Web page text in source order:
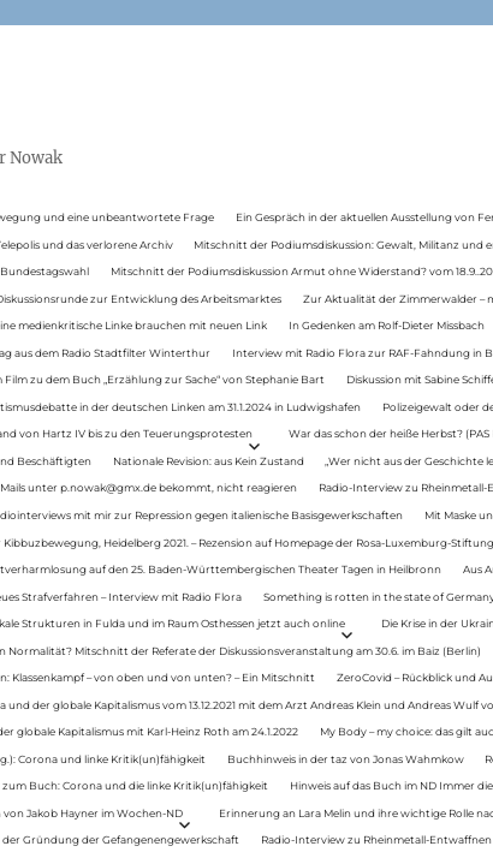
Nowak
und eine unbeantwortete Frage Ein Gespräch in der aktuellen Ausstellung von
und das verlorene Archiv Mitschnitt der Podiumsdiskussion: Gewalt, Militanz und
Mitschnitt der Podiumsdiskussion Armut ohne Widerstand? vom
Diskussionsrunde zur Entwicklung des Arbeitsmarktes Zur Aktualität der Zimmerwalder –
medienkritische Linke brauchen mit neuen Link In Gedenken am Rolf-Dieter Missbach
aus dem Radio Stadtfilter Winterthur Interview mit Radio Flora zur RAF-Fahndung in
zu dem Buch „Erzählung zur Sache“ von Stephanie Bart Diskussion mit Sabine
in der deutschen Linken am 31.1.2024 in Ludwigshafen Polizeigewalt oder
von Hartz IV bis zu den Teuerungsprotesten War das schon der heiße Herbst?
Beschäftigten Nationale Revision: aus Kein Zustand „Wer nicht aus der Geschichte
unter p.nowak@gmx.de bekommt, nicht reagieren Radio-Interview zu Rheinmetall-
mit mir zur Repression gegen italienische Basisgewerkschaften Mit Maske
Heidelberg 2021. – Rezension auf Homepage der Rosa-Luxemburg-Stiftung
auf den 25. Baden-Württembergischen Theater Tagen in Heilbronn Aus
Strafverfahren – Interview mit Radio Flora Something is rotten in the state of
Strukturen in Fulda und im Raum Osthessen jetzt auch online Die Krise in der
Mitschnitt der Referate der Diskussionsveranstaltung am 30.6. im Baiz (Berlin)
– von oben und von unten? – Ein Mitschnitt ZeroCovid – Rückblick und
der globale Kapitalismus vom 13.12.2021 mit dem Arzt Andreas Klein und Andreas Wulf
globale Kapitalismus mit Karl-Heinz Roth am 24.1.2022 My Body – my choice: das gilt
Corona und linke Kritik(un)fähigkeit Buchhinweis in der taz von Jonas Wahmkow
Buch: Corona und die linke Kritik(un)fähigkeit Hinweis auf das Buch im ND Immer
von Jakob Hayner im Wochen-ND Erinnerung an Lara Melin und ihre wichtige Rolle
Gründung der Gefangenengewerkschaft Radio-Interview zu Rheinmetall-Entwaffnen